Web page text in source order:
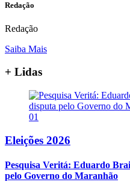
Redação
Redação
Saiba Mais
+ Lidas
01
Eleições 2026
Pesquisa Veritá: Eduardo
pelo Governo do Maranhão